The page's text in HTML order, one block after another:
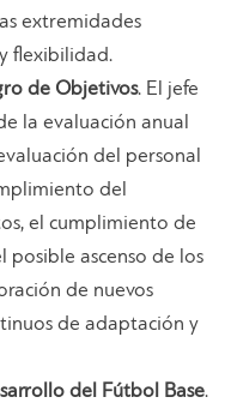
extremidades
flexibilidad.
de Objetivos. El jefe
la evaluación anual
del personal
del
el cumplimiento de
posible ascenso de los
de nuevos
de adaptación y
del Fútbol Base.